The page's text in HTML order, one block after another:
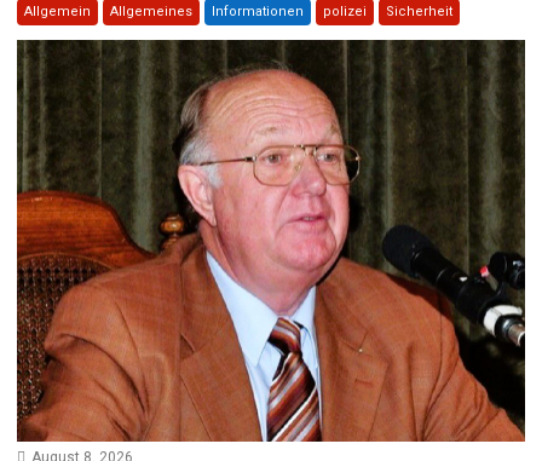
Allgemein Allgemeines Informationen polizei Sicherheit